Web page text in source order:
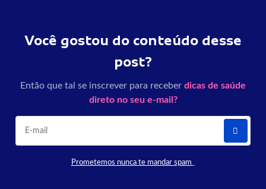
Você gostou do conteúdo desse
post?
Então que tal se inscrever para receber dicas de saúde
direto no seu e-mail?
Prometemos nunca te mandar spam